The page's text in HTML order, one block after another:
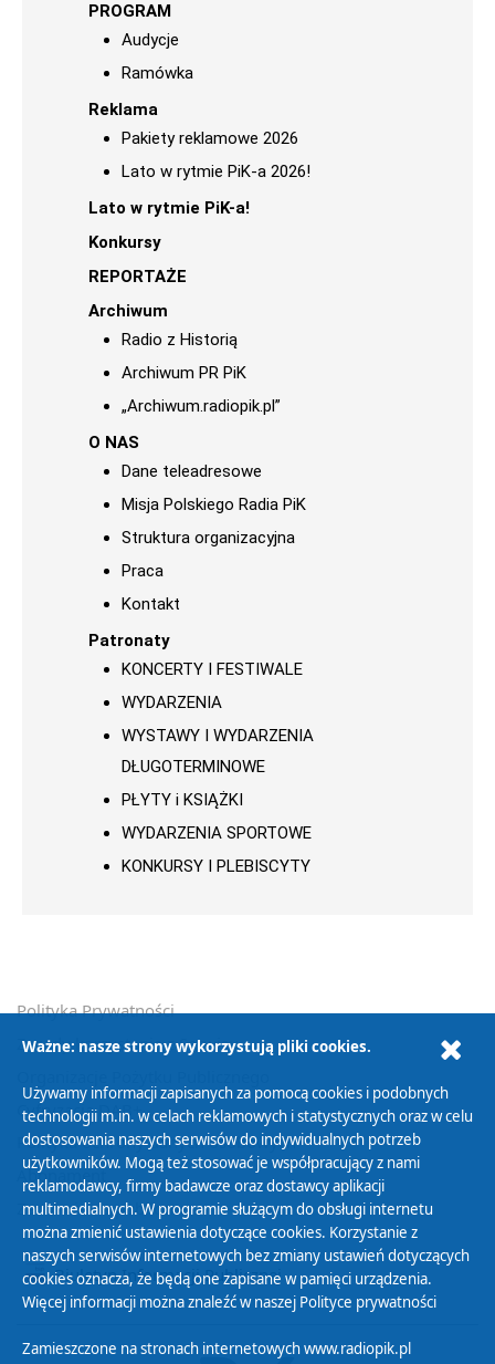
PROGRAM
Audycje
Ramówka
Reklama
Pakiety reklamowe 2026
Lato w rytmie PiK-a 2026!
Lato w rytmie PiK-a!
Konkursy
REPORTAŻE
Archiwum
Radio z Historią
Archiwum PR PiK
„Archiwum.radiopik.pl”
O NAS
Dane teleadresowe
Misja Polskiego Radia PiK
Struktura organizacyjna
Praca
Kontakt
Patronaty
KONCERTY I FESTIWALE
WYDARZENIA
WYSTAWY I WYDARZENIA
DŁUGOTERMINOWE
PŁYTY i KSIĄŻKI
WYDARZENIA SPORTOWE
KONKURSY I PLEBISCYTY
Polityka Prywatności
Zasady korzystania z Serwisu
Cyfryzacja DAB+
Polityka ochrony danych osobowych
Abonament
Zamówienia publiczne
Biuletyn Informacji Publicznej
Ważne: nasze strony wykorzystują pliki cookies.
Używamy informacji zapisanych za pomocą cookies i podobnych
technologii m.in. w celach reklamowych i statystycznych oraz w celu
dostosowania naszych serwisów do indywidualnych potrzeb
użytkowników. Mogą też stosować je współpracujący z nami
reklamodawcy, firmy badawcze oraz dostawcy aplikacji
multimedialnych. W programie służącym do obsługi internetu
można zmienić ustawienia dotyczące cookies. Korzystanie z
naszych serwisów internetowych bez zmiany ustawień dotyczących
cookies oznacza, że będą one zapisane w pamięci urządzenia.
Więcej informacji można znaleźć w naszej Polityce prywatności
Zamieszczone na stronach internetowych www.radiopik.pl